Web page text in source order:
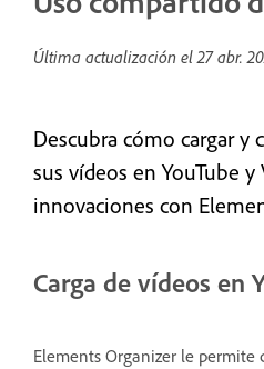
Última actualización el27 abr.
Descubra cómo cargar
sus vídeos en YouTube
innovaciones con
Carga de vídeos en
Elements Organizer le permite